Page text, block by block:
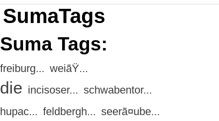
SumaTags
Suma Tags:
freiburg... weiãŸ...
die incisoser... schwabentor...
hupac... feldbergh... seerã¤ube...